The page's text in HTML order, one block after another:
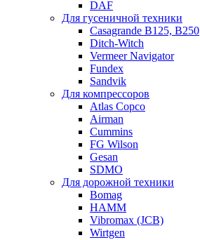
DAF
Для гусеничной техники
Casagrande B125, B250
Ditch-Witch
Vermeer Navigator
Fundex
Sandvik
Для компрессоров
Atlas Copco
Airman
Cummins
FG Wilson
Gesan
SDMO
Для дорожной техники
Bomag
HAMM
Vibromax (JCB)
Wirtgen